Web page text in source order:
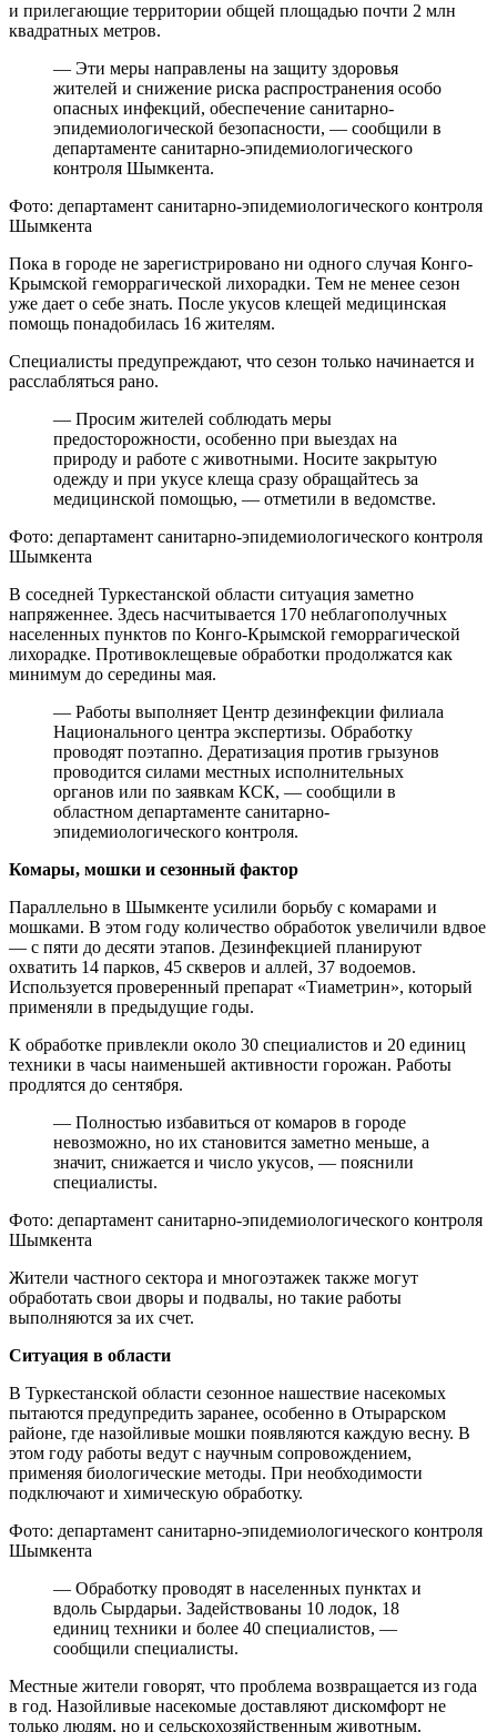
и прилегающие территории общей площадью почти 2 млн
квадратных метров.
— Эти меры направлены на защиту здоровья
жителей и снижение риска распространения особо
опасных инфекций, обеспечение санитарно-
эпидемиологической безопасности, — сообщили в
департаменте санитарно-эпидемиологического
контроля Шымкента.
Фото: департамент санитарно-эпидемиологического контроля
Шымкента
Пока в городе не зарегистрировано ни одного случая Конго-
Крымской геморрагической лихорадки. Тем не менее сезон
уже дает о себе знать. После укусов клещей медицинская
помощь понадобилась 16 жителям.
Специалисты предупреждают, что сезон только начинается и
расслабляться рано.
— Просим жителей соблюдать меры
предосторожности, особенно при выездах на
природу и работе с животными. Носите закрытую
одежду и при укусе клеща сразу обращайтесь за
медицинской помощью, — отметили в ведомстве.
Фото: департамент санитарно-эпидемиологического контроля
Шымкента
В соседней Туркестанской области ситуация заметно
напряженнее. Здесь насчитывается 170 неблагополучных
населенных пунктов по Конго-Крымской геморрагической
лихорадке. Противоклещевые обработки продолжатся как
минимум до середины мая.
— Работы выполняет Центр дезинфекции филиала
Национального центра экспертизы. Обработку
проводят поэтапно. Дератизация против грызунов
проводится силами местных исполнительных
органов или по заявкам КСК, — сообщили в
областном департаменте санитарно-
эпидемиологического контроля.
Комары, мошки и сезонный фактор
Параллельно в Шымкенте усилили борьбу с комарами и
мошками. В этом году количество обработок увеличили вдвое
— с пяти до десяти этапов. Дезинфекцией планируют
охватить 14 парков, 45 скверов и аллей, 37 водоемов.
Используется проверенный препарат «Тиаметрин», который
применяли в предыдущие годы.
К обработке привлекли около 30 специалистов и 20 единиц
техники в часы наименьшей активности горожан. Работы
продлятся до сентября.
— Полностью избавиться от комаров в городе
невозможно, но их становится заметно меньше, а
значит, снижается и число укусов, — пояснили
специалисты.
Фото: департамент санитарно-эпидемиологического контроля
Шымкента
Жители частного сектора и многоэтажек также могут
обработать свои дворы и подвалы, но такие работы
выполняются за их счет.
Ситуация в области
В Туркестанской области сезонное нашествие насекомых
пытаются предупредить заранее, особенно в Отырарском
районе, где назойливые мошки появляются каждую весну. В
этом году работы ведут с научным сопровождением,
применяя биологические методы. При необходимости
подключают и химическую обработку.
Фото: департамент санитарно-эпидемиологического контроля
Шымкента
— Обработку проводят в населенных пунктах и
вдоль Сырдарьи. Задействованы 10 лодок, 18
единиц техники и более 40 специалистов, —
сообщили специалисты.
Местные жители говорят, что проблема возвращается из года
в год. Назойливые насекомые доставляют дискомфорт не
только людям, но и сельскохозяйственным животным.